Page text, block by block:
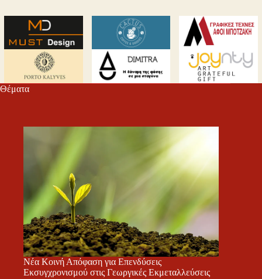
Θέματα
Νέα Κοινή Απόφαση για Επενδύσεις
Εκσυγχρονισμού στις Γεωργικές Εκμεταλλεύσεις